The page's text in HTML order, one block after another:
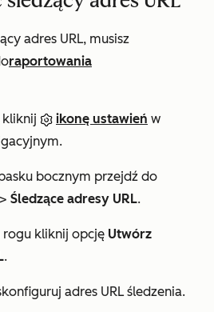
adres URL, musisz
raportowania
kliknij ikonę ustawień w
bocznym przejdź do
> Śledzące adresy URL.
kliknij opcję Utwórz
.
adres URL śledzenia.